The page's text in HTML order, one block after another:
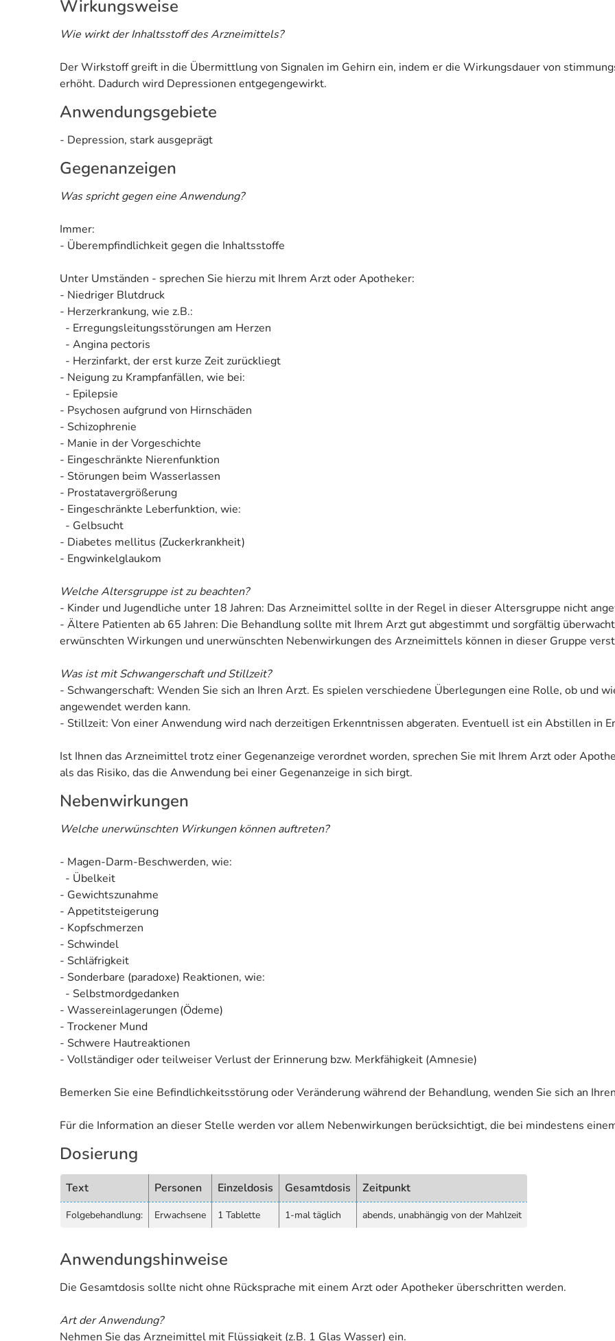
Wirkungsweise
Wie wirkt der Inhaltsstoff des Arzneimittels?
Der Wirkstoff greift in die Übermittlung von Signalen im Gehirn ein, indem er die Wirkungsdauer von
erhöht. Dadurch wird Depressionen entgegengewirkt.
Anwendungsgebiete
- Depression, stark ausgeprägt
Gegenanzeigen
Was spricht gegen eine Anwendung?
Immer:
- Überempfindlichkeit gegen die Inhaltsstoffe
Unter Umständen - sprechen Sie hierzu mit Ihrem Arzt oder Apotheker:
- Niedriger Blutdruck
- Herzerkrankung, wie z.B.:
- Erregungsleitungsstörungen am Herzen
- Angina pectoris
- Herzinfarkt, der erst kurze Zeit zurückliegt
- Neigung zu Krampfanfällen, wie bei:
- Epilepsie
- Psychosen aufgrund von Hirnschäden
- Schizophrenie
- Manie in der Vorgeschichte
- Eingeschränkte Nierenfunktion
- Störungen beim Wasserlassen
- Prostatavergrößerung
- Eingeschränkte Leberfunktion, wie:
- Gelbsucht
- Diabetes mellitus (Zuckerkrankheit)
- Engwinkelglaukom
Welche Altersgruppe ist zu beachten?
- Kinder und Jugendliche unter 18 Jahren: Das Arzneimittel sollte in der Regel in dieser Altersgruppe nicht
- Ältere Patienten ab 65 Jahren: Die Behandlung sollte mit Ihrem Arzt gut abgestimmt und sorgfältig
erwünschten Wirkungen und unerwünschten Nebenwirkungen des Arzneimittels können in dieser Gruppe
Was ist mit Schwangerschaft und Stillzeit?
- Schwangerschaft: Wenden Sie sich an Ihren Arzt. Es spielen verschiedene Überlegungen eine Rolle, ob und
angewendet werden kann.
- Stillzeit: Von einer Anwendung wird nach derzeitigen Erkenntnissen abgeraten. Eventuell ist ein Abstillen in
Ist Ihnen das Arzneimittel trotz einer Gegenanzeige verordnet worden, sprechen Sie mit Ihrem Arzt oder
als das Risiko, das die Anwendung bei einer Gegenanzeige in sich birgt.
Nebenwirkungen
Welche unerwünschten Wirkungen können auftreten?
- Magen-Darm-Beschwerden, wie:
- Übelkeit
- Gewichtszunahme
- Appetitsteigerung
- Kopfschmerzen
- Schwindel
- Schläfrigkeit
- Sonderbare (paradoxe) Reaktionen, wie:
- Selbstmordgedanken
- Wassereinlagerungen (Ödeme)
- Trockener Mund
- Schwere Hautreaktionen
- Vollständiger oder teilweiser Verlust der Erinnerung bzw. Merkfähigkeit (Amnesie)
Bemerken Sie eine Befindlichkeitsstörung oder Veränderung während der Behandlung, wenden Sie sich an
Für die Information an dieser Stelle werden vor allem Nebenwirkungen berücksichtigt, die bei mindestens
Dosierung
Text Personen Einzeldosis Gesamtdosis Zeitpunkt
Folgebehandlung: Erwachsene 1 Tablette 1-mal täglich abends, unabhängig von der Mahlzeit
Anwendungshinweise
Die Gesamtdosis sollte nicht ohne Rücksprache mit einem Arzt oder Apotheker überschritten werden.
Art der Anwendung?
Nehmen Sie das Arzneimittel mit Flüssigkeit (z.B. 1 Glas Wasser) ein.